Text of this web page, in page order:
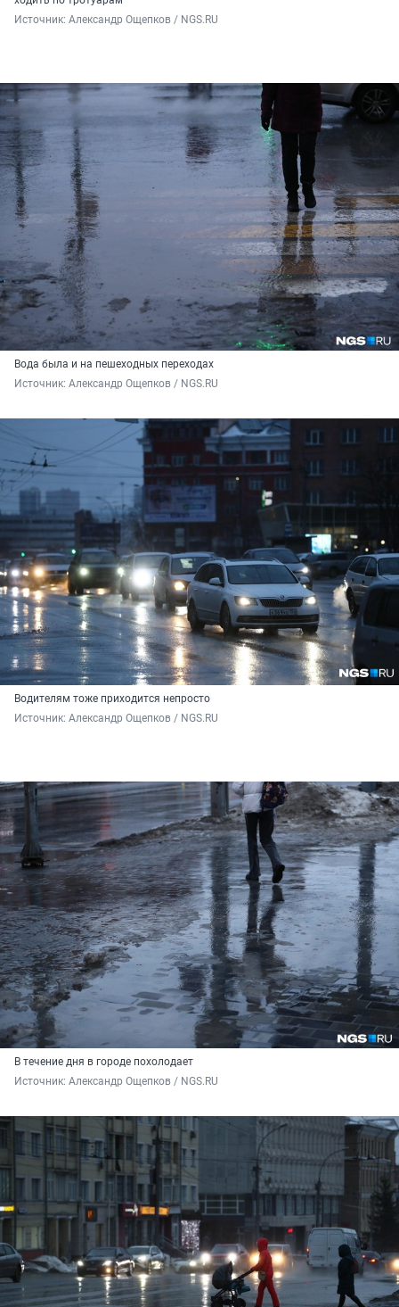
Источник: Александр Ощепков / NGS.RU
Вода была и на пешеходных переходах
Источник: Александр Ощепков / NGS.RU
Водителям тоже приходится непросто
Источник: Александр Ощепков / NGS.RU
В течение дня в городе похолодает
Источник: Александр Ощепков / NGS.RU